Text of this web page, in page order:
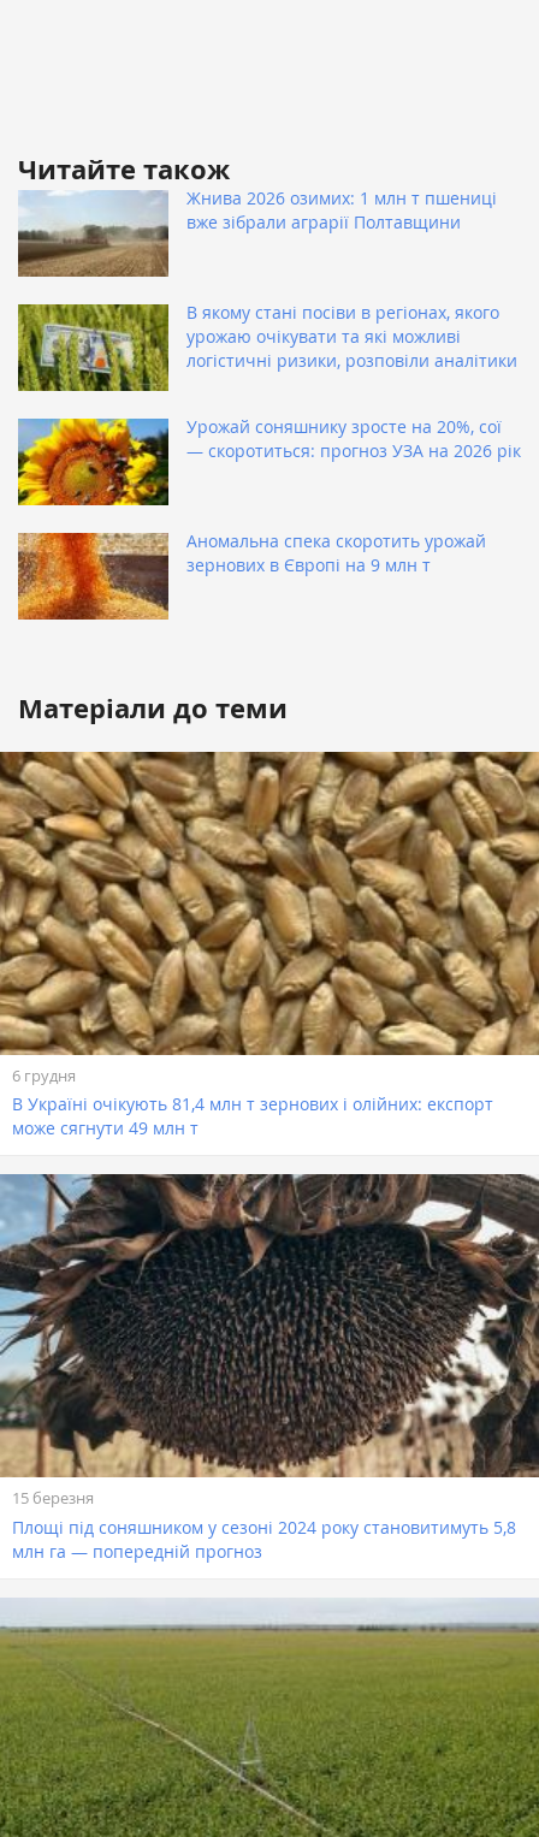
Читайте також
Жнива 2026 озимих: 1 млн т пшениці
вже зібрали аграрії Полтавщини
В якому стані посіви в регіонах, якого
урожаю очікувати та які можливі
логістичні ризики, розповіли аналітики
Урожай соняшнику зросте на 20%, сої
— скоротиться: прогноз УЗА на 2026 рік
Аномальна спека скоротить урожай
зернових в Європі на 9 млн т
Матеріали до теми
6 грудня
В Україні очікують 81,4 млн т зернових і олійних: експорт
може сягнути 49 млн т
15 березня
Площі під соняшником у сезоні 2024 року становитимуть 5,8
млн га — попередній прогноз